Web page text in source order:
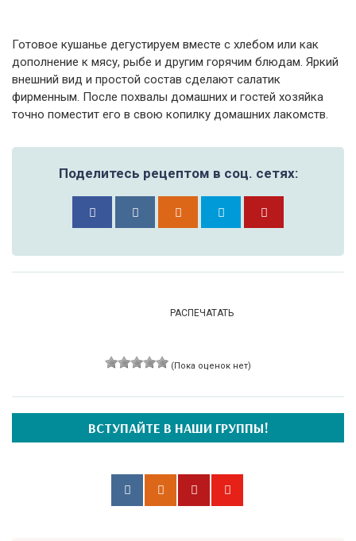
Готовое кушанье дегустируем вместе с хлебом или как
дополнение к мясу, рыбе и другим горячим блюдам. Яркий
внешний вид и простой состав сделают салатик
фирменным. После похвалы домашних и гостей хозяйка
точно поместит его в свою копилку домашних лакомств.
Поделитесь рецептом в соц. сетях:
РАСПЕЧАТАТЬ
(Пока оценок нет)
ВСТУПАЙТЕ В НАШИ ГРУППЫ!